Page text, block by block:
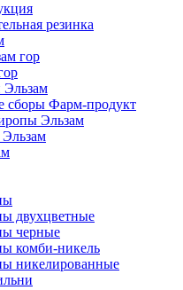
резинка
гор
Эльзам
сборы Фарм-продукт
Эльзам
двухцветные
черные
комби-никель
никелированные